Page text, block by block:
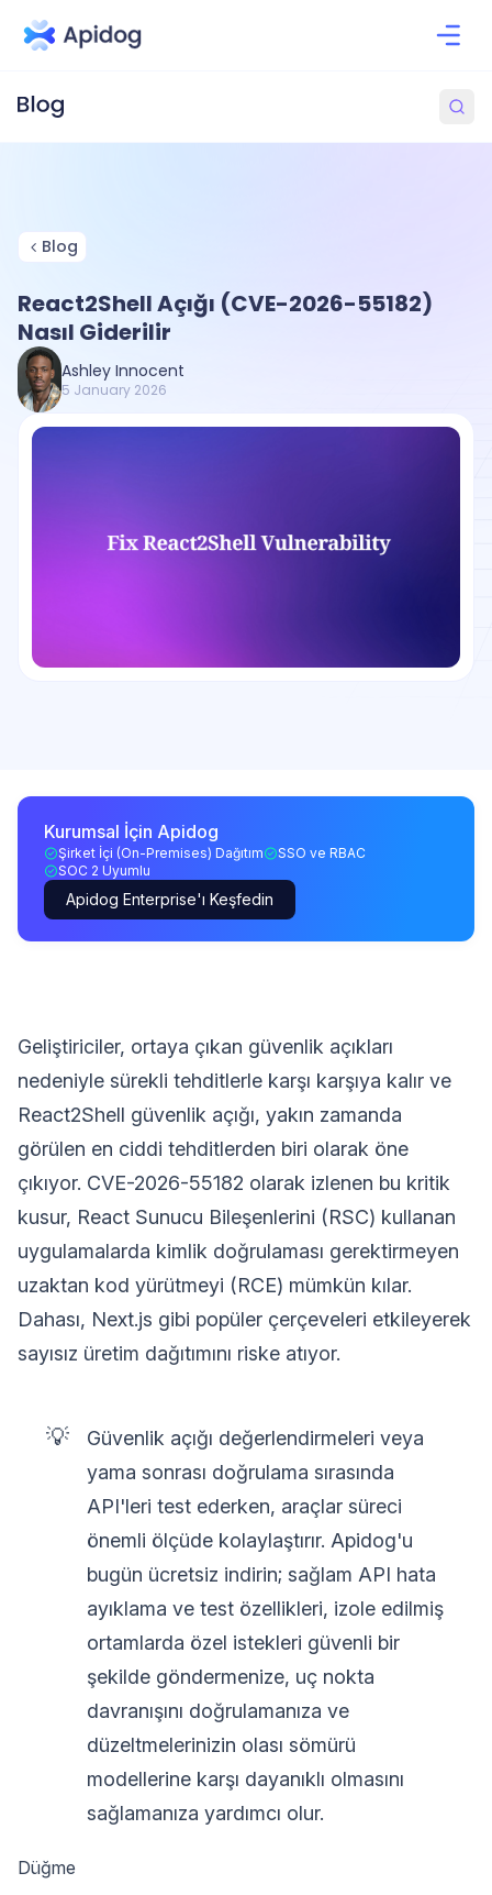
Blog
React2Shell Açığı (CVE-2026-55182)
Nasıl Giderilir
Ashley Innocent
5 January 2026
Kurumsal İçin Apidog
Şirket İçi (On-Premises) Dağıtım
SSO ve RBAC
SOC 2 Uyumlu
Apidog Enterprise'ı Keşfedin
Geliştiriciler, ortaya çıkan güvenlik açıkları
nedeniyle sürekli tehditlerle karşı karşıya kalır ve
React2Shell güvenlik açığı, yakın zamanda
görülen en ciddi tehditlerden biri olarak öne
çıkıyor. CVE-2026-55182 olarak izlenen bu kritik
kusur, React Sunucu Bileşenlerini (RSC) kullanan
uygulamalarda kimlik doğrulaması gerektirmeyen
uzaktan kod yürütmeyi (RCE) mümkün kılar.
Dahası, Next.js gibi popüler çerçeveleri etkileyerek
sayısız üretim dağıtımını riske atıyor.
💡
Güvenlik açığı değerlendirmeleri veya
yama sonrası doğrulama sırasında
API'leri test ederken, araçlar süreci
önemli ölçüde kolaylaştırır. Apidog'u
bugün ücretsiz indirin; sağlam API hata
ayıklama ve test özellikleri, izole edilmiş
ortamlarda özel istekleri güvenli bir
şekilde göndermenize, uç nokta
davranışını doğrulamanıza ve
düzeltmelerinizin olası sömürü
modellerine karşı dayanıklı olmasını
sağlamanıza yardımcı olur.
Düğme